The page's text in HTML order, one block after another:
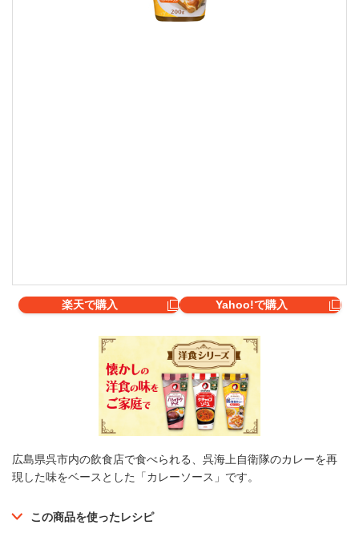
楽天で購入 Yahoo!で購入
広島県呉市内の飲食店で食べられる、呉海上自衛隊のカレーを再
現した味をベースとした「カレーソース」です。
この商品を使ったレシピ